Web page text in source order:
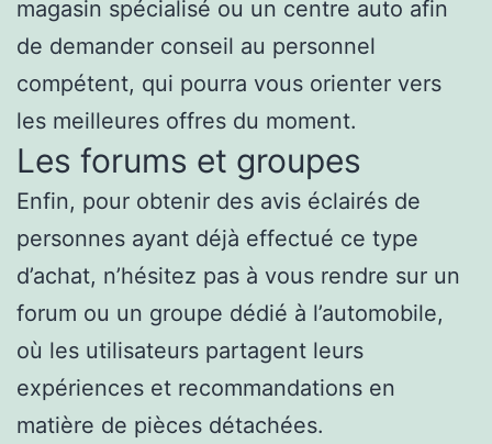
magasin spécialisé ou un centre auto afin
de demander conseil au personnel
compétent, qui pourra vous orienter vers
les meilleures offres du moment.
Les forums et groupes
Enfin, pour obtenir des avis éclairés de
personnes ayant déjà effectué ce type
d’achat, n’hésitez pas à vous rendre sur un
forum ou un groupe dédié à l’automobile,
où les utilisateurs partagent leurs
expériences et recommandations en
matière de pièces détachées.